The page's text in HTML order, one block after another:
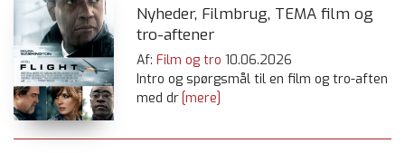
Nyheder, Filmbrug, TEMA film og
tro-aftener
Af: Film og tro 10.06.2026
Intro og spørgsmål til en film og tro-aften
med dr[mere]